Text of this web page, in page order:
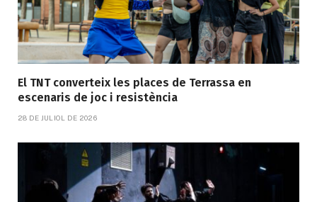
El TNT converteix les places de Terrassa en
escenaris de joc i resistència
28 DE JULIOL DE 2026